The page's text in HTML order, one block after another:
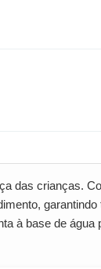
das crianças.
à base de